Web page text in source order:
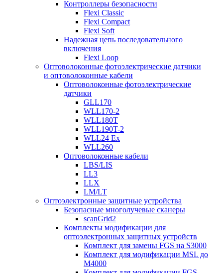
Контроллеры безопасности
Flexi Classic
Flexi Compact
Flexi Soft
Надежная цепь последовательного
включения
Flexi Loop
Оптоволоконные фотоэлектрические датчики
и оптоволоконные кабели
Оптоволоконные фотоэлектрические
датчики
GLL170
WLL170-2
WLL180T
WLL190T-2
WLL24 Ex
WLL260
Оптоволоконные кабели
LBS/LIS
LL3
LLX
LM/LT
Оптоэлектронные защитные устройства
Безопасные многолучевые сканеры
scanGrid2
Комплекты модификации для
оптоэлектронных защитных устройств
Комплект для замены FGS на S3000
Комплект для модификации MSL до
M4000